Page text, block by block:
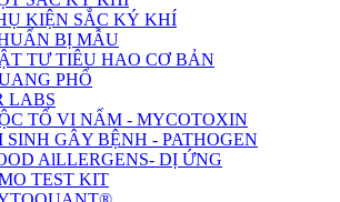
KIỆN SẮC KÝ KHÍ
BỊ MẪU
TƯ TIÊU HAO CƠ BẢN
PHỔ
LABS
TỐ VI NẤM - MYCOTOXIN
SINH GÂY BỆNH - PATHOGEN
AlLLERGENS- DỊ ỨNG
TEST KIT